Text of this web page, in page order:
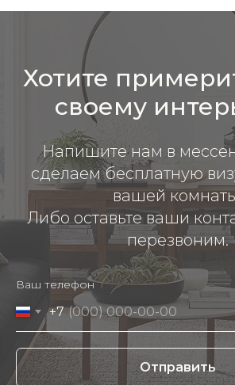
Хотите
своему
Напишите нам в
сделаем бесплатную
вашей
Либо оставьте ваши
перезвоним.
Ваш телефон
+7
Отправить